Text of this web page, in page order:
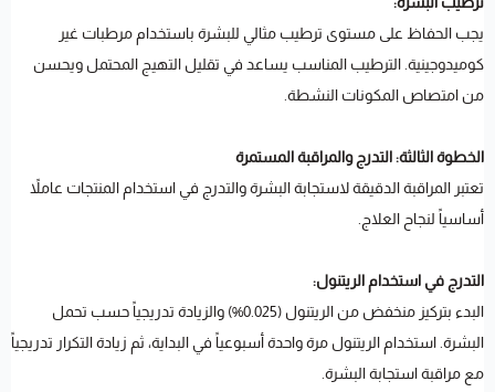
يجب الحفاظ على مستوى ترطيب مثالي للبشرة باستخدام مرطبات غير
كوميدوجينية. الترطيب المناسب يساعد في تقليل التهيج المحتمل ويحسن
من امتصاص المكونات النشطة.
الخطوة الثالثة: التدرج والمراقبة المستمرة
تعتبر المراقبة الدقيقة لاستجابة البشرة والتدرج في استخدام المنتجات عاملاً
أساسياً لنجاح العلاج.
التدرج في استخدام الريتنول:
البدء بتركيز منخفض من الريتنول (0.025%) والزيادة تدريجياً حسب تحمل
البشرة. استخدام الريتنول مرة واحدة أسبوعياً في البداية، ثم زيادة التكرار تدريجياً
مع مراقبة استجابة البشرة.